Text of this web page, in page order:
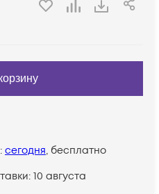
сегодня, бесплатно
10 августа